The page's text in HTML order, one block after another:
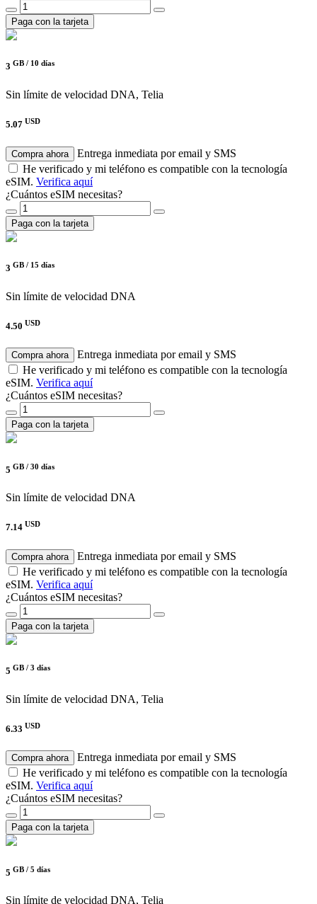
Paga con la tarjeta
3 GB / 10 días
Sin límite de velocidad DNA, Telia
5.07 USD
Compra ahora
Entrega inmediata por email y SMS
He verificado y mi teléfono es compatible con la tecnología
eSIM. Verifica aquí
¿Cuántos eSIM necesitas?
Paga con la tarjeta
3 GB / 15 días
Sin límite de velocidad DNA
4.50 USD
Compra ahora
Entrega inmediata por email y SMS
He verificado y mi teléfono es compatible con la tecnología
eSIM. Verifica aquí
¿Cuántos eSIM necesitas?
Paga con la tarjeta
5 GB / 30 días
Sin límite de velocidad DNA
7.14 USD
Compra ahora
Entrega inmediata por email y SMS
He verificado y mi teléfono es compatible con la tecnología
eSIM. Verifica aquí
¿Cuántos eSIM necesitas?
Paga con la tarjeta
5 GB / 3 días
Sin límite de velocidad DNA, Telia
6.33 USD
Compra ahora
Entrega inmediata por email y SMS
He verificado y mi teléfono es compatible con la tecnología
eSIM. Verifica aquí
¿Cuántos eSIM necesitas?
Paga con la tarjeta
5 GB / 5 días
Sin límite de velocidad DNA, Telia